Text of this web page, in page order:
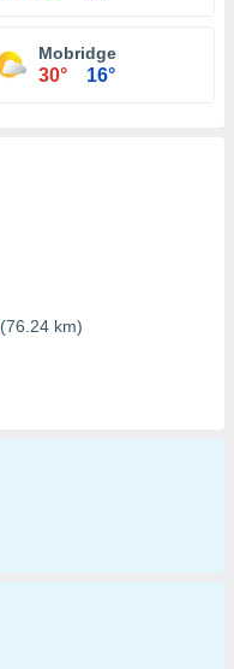
Mobridge
30° 16°
(76.24 km)